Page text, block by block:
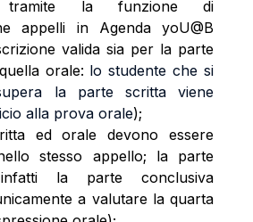
tramite la funzione di
appelli in Agenda yoU@B
valida sia per la parte
orale: lo studente che si
la parte scritta viene
alla prova orale);
ed orale devono essere
stesso appello; la parte
la parte conclusiva
a valutare la quarta